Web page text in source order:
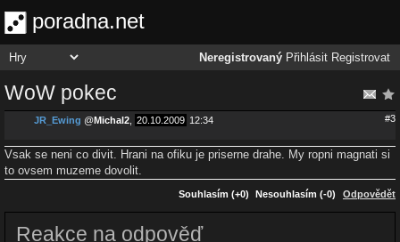
poradna.net
Neregistrovaný Přihlásit Registrovat
WoW pokec
JR_Ewing @Michal2 20.10.2009 12:34 #3
Vsak se neni co divit. Hrani na ofiku je priserne drahe. My ropni magnati si
to ovsem muzeme dovolit.
Souhlasím (+0) Nesouhlasím (-0) Odpovědět
Reakce na odpověď